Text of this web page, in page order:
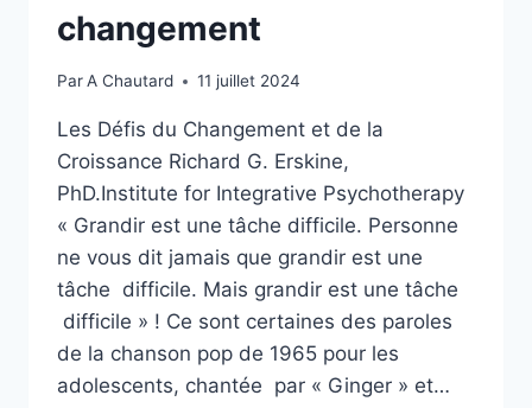
changement
ParA Chautard 11 juillet 2024
Les Défis du Changement et de la
Croissance Richard G. Erskine,
PhD.Institute for Integrative Psychotherapy
« Grandir est une tâche difficile. Personne
ne vous dit jamais que grandir est une
tâche difficile. Mais grandir est une tâche
difficile » ! Ce sont certaines des paroles
de la chanson pop de 1965 pour les
adolescents, chantée par « Ginger » et…